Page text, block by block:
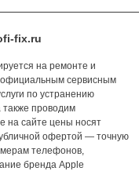
fix.ru
на ремонте и
официальным сервисным
по устранению
также проводим
на сайте цены носят
офертой — точную
телефонов,
бренда Apple